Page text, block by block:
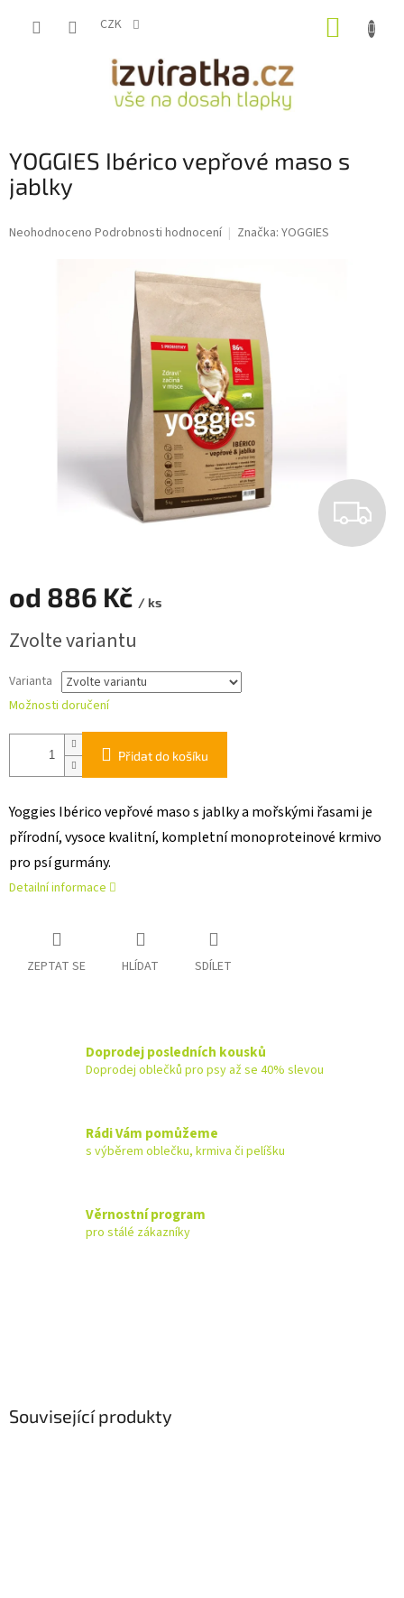
CZK
YOGGIES Ibérico vepřové maso s
jablky
Průměrné
Neohodnoceno Podrobnosti hodnocení Značka: YOGGIES
Z
D
od 886 Kč / ks
cena:
Zvolte variantu
Varianta
Možnosti doručení
Přidat do košíku
Yoggies Ibérico vepřové maso s jablky a mořskými řasami je
přírodní, vysoce kvalitní, kompletní monoproteinové krmivo
pro psí gurmány.
Detailní informace
ZEPTAT SE HLÍDAT SDÍLET
Doprodej posledních kousků
Doprodej oblečků pro psy až se 40% slevou
Rádi Vám pomůžeme
s výběrem oblečku, krmiva či pelíšku
Věrnostní program
pro stálé zákazníky
Související produkty